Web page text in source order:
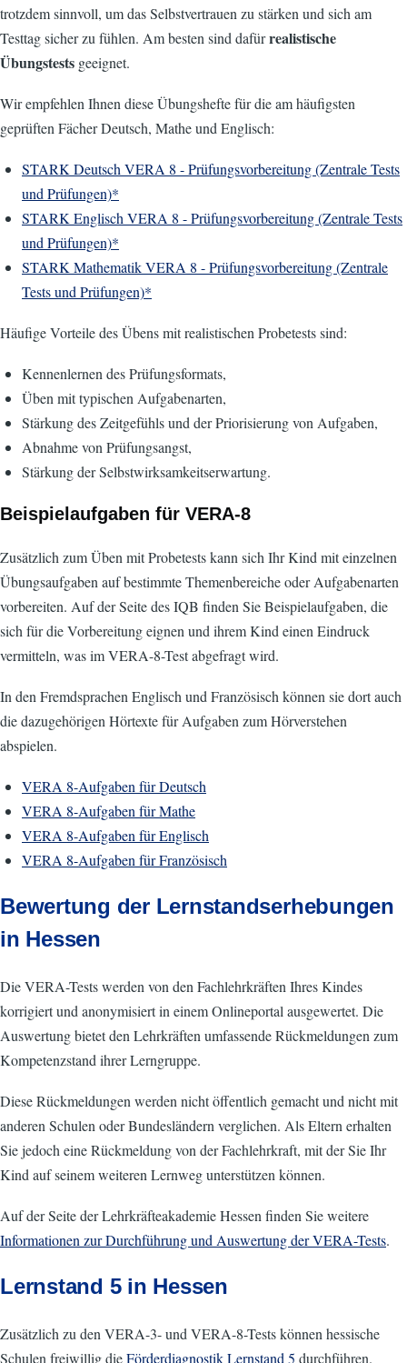
trotzdem sinnvoll, um das Selbstvertrauen zu stärken und sich am
Testtag sicher zu fühlen. Am besten sind dafürrealistische
Übungstests geeignet.
Wir empfehlen Ihnen diese Übungshefte für die am häufigsten
geprüften Fächer Deutsch, Mathe und Englisch:
STARK Deutsch VERA 8 - Prüfungsvorbereitung (Zentrale Tests
und Prüfungen)*
STARK Englisch VERA 8 - Prüfungsvorbereitung (Zentrale Tests
und Prüfungen)*
STARK Mathematik VERA 8 - Prüfungsvorbereitung (Zentrale
Tests und Prüfungen)*
Häufige Vorteile des Übens mit realistischen Probetests sind:
Kennenlernen des Prüfungsformats,
Üben mit typischen Aufgabenarten,
Stärkung des Zeitgefühls und der Priorisierung von Aufgaben,
Abnahme von Prüfungsangst,
Stärkung der Selbstwirksamkeitserwartung.
Beispielaufgaben für VERA-8
Zusätzlich zum Üben mit Probetests kann sich Ihr Kind mit einzelnen
Übungsaufgaben auf bestimmte Themenbereiche oder Aufgabenarten
vorbereiten. Auf der Seite des IQB finden Sie Beispielaufgaben, die
sich für die Vorbereitung eignen und ihrem Kind einen Eindruck
vermitteln, was im VERA-8-Test abgefragt wird.
In den Fremdsprachen Englisch und Französisch können sie dort auch
die dazugehörigen Hörtexte für Aufgaben zum Hörverstehen
abspielen.
VERA 8-Aufgaben für Deutsch
VERA 8-Aufgaben für Mathe
VERA 8-Aufgaben für Englisch
VERA 8-Aufgaben für Französisch
Bewertung der Lernstandserhebungen
in Hessen
Die VERA-Tests werden von den Fachlehrkräften Ihres Kindes
korrigiert und anonymisiert in einem Onlineportal ausgewertet. Die
Auswertung bietet den Lehrkräften umfassende Rückmeldungen zum
Kompetenzstand ihrer Lerngruppe.
Diese Rückmeldungen werden nicht öffentlich gemacht und nicht mit
anderen Schulen oder Bundesländern verglichen. Als Eltern erhalten
Sie jedoch eine Rückmeldung von der Fachlehrkraft, mit der Sie Ihr
Kind auf seinem weiteren Lernweg unterstützen können.
Auf der Seite der Lehrkräfteakademie Hessen finden Sie weitere
Informationen zur Durchführung und Auswertung der VERA-Tests.
Lernstand 5 in Hessen
Zusätzlich zu den VERA-3- und VERA-8-Tests können hessische
Schulen freiwillig dieFörderdiagnostik Lernstand 5 durchführen.